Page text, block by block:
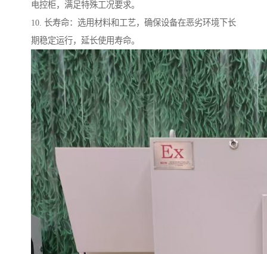
电控柜，满足特殊工况要求。
10. 长寿命：选用材料和工艺，确保设备在恶劣环境下长
期稳定运行，延长使用寿命。